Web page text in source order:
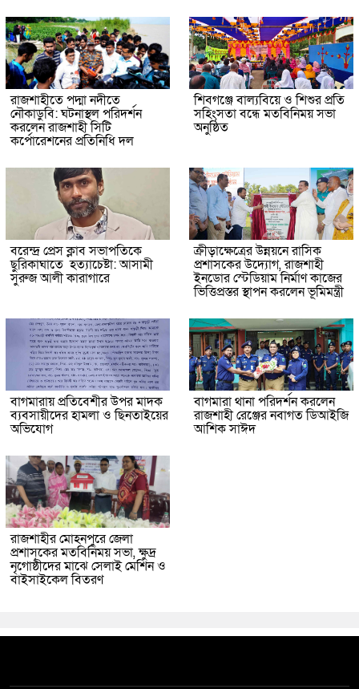
রাজশাহীতে পদ্মা নদীতে
নৌকাডুবি: ঘটনাস্থল পরিদর্শন
করলেন রাজশাহী সিটি
কর্পোরেশনের প্রতিনিধি দল
শিবগঞ্জে বাল্যবিয়ে ও শিশুর প্রতি
সহিংসতা বন্ধে মতবিনিময় সভা
অনুষ্ঠিত
বরেন্দ্র প্রেস ক্লাব সভাপতিকে
ছুরিকাঘাতে হত্যাচেষ্টা: আসামী
সুরুজ আলী কারাগারে
ক্রীড়াক্ষেত্রের উন্নয়নে রাসিক
প্রশাসকের উদ্যোগ, রাজশাহী
ইনডোর স্টেডিয়াম নির্মাণ কাজের
ভিত্তিপ্রস্তর স্থাপন করলেন ভূমিমন্ত্রী
বাগমারায় প্রতিবেশীর উপর মাদক
ব্যবসায়ীদের হামলা ও ছিনতাইয়ের
অভিযোগ
বাগমারা থানা পরিদর্শন করলেন
রাজশাহী রেঞ্জের নবাগত ডিআইজি
আশিক সাঈদ
রাজশাহীর মোহনপুরে জেলা
প্রশাসকের মতবিনিময় সভা, ক্ষুদ্র
নৃগোষ্ঠীদের মাঝে সেলাই মেশিন ও
বাইসাইকেল বিতরণ